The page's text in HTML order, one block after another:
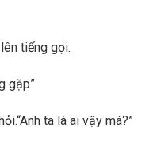
tiếng gọi.
gặp”
ta là ai vậy má?”